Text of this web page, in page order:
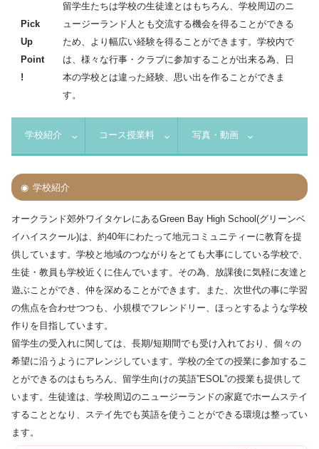
Pick
Up
Point
!
留学生たちは学校の生徒達とはもちろん、学校周辺のニ
ュージーランド人とも交流する機会を得ることができる
ため、より幅広い経験を得ることができます。学校内で
は、様々な行事・クラブに参加することが出来る為、日
本の学校とは違った経験、思い出を作ることができま
す。
学校紹介 コース授業料 写真・動画
学校紹介
オークランド郊外ワイタケレにあるGreen Bay High School(グリーンベ
イハイスクール)は、約40年にわたって地元コミュニティーに教育を提
供しています。学校と地域のつながりをとても大事にしている学校で、
生徒・教員も学校近くに住んでいます。その為、放課後に気軽に友達と
遊ぶことができ、仲を深めることができます。また、次世代の事に学習
の焦点を合わせつつも、小規模でフレンドリー、ほっとするような学校
作りを目指しています。
留学生の受入れに関しては、長期/短期間でも受け入れており、個々の
希望に沿うようにアレンジしています。学校の全ての授業に参加するこ
とができるのはもちろん、留学生向けの英語”ESOL”の授業も提供して
います。生徒達は、学校周辺のニュージーランドの家庭でホームステイ
することとなり、ステイ先でも英語を使うことができる環境は整ってい
ます。